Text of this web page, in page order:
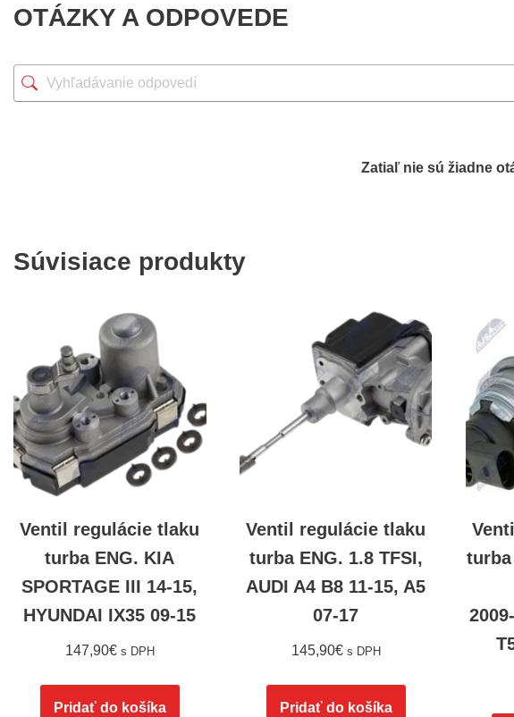
OTÁZKY A ODPOVEDE
Zatiaľ nie sú žiadne
Súvisiace produkty
Ventil regulácie tlaku
turba ENG. KIA
SPORTAGE III 14-15,
HYUNDAI IX35 09-15
147,90€ s DPH
Pridať do košíka
Ventil regulácie tlaku
turba ENG. 1.8 TFSI,
AUDI A4 B8 11-15, A5
07-17
145,90€ s DPH
Pridať do košíka
turba